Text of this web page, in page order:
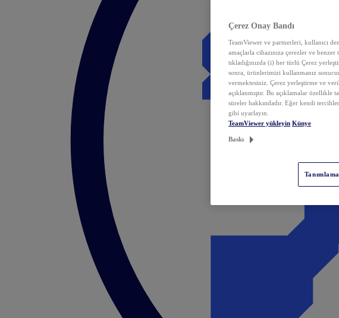
Çerez Onay Bandı
TeamViewer ve partnerleri, kullanıcı
amaçlarla cihazınıza çerezler ve
tıkladığınızda (i) her türlü Çerez
sonra, ürünlerimizi kullanmanız
vermektesiniz. Çerez yerleştirme ve
açıklanmıştır. Bu açıklamalar özellikle
süreler hakkındadır. Eğer kendi
gibi uyarlayın.
TeamViewer yükleyin Künye
Baskı